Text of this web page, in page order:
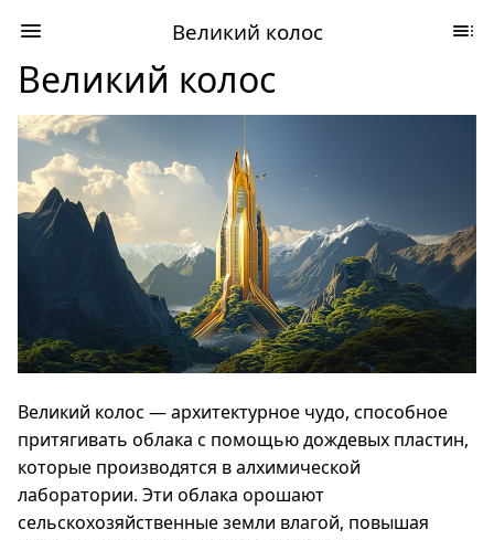
Великий колос
Великий колос
Великий колос — архитектурное чудо, способное
притягивать облака с помощью дождевых пластин,
которые производятся в алхимической
лаборатории. Эти облака орошают
сельскохозяйственные земли влагой, повышая